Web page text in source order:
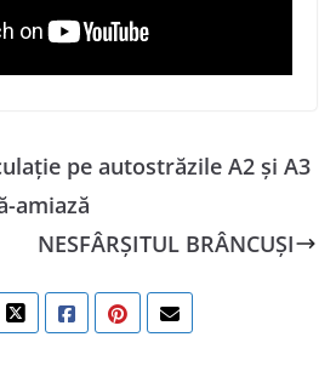
pe autostrăzile A2 şi A3
amiază
NESFÂRȘITUL BRÂNCUȘI